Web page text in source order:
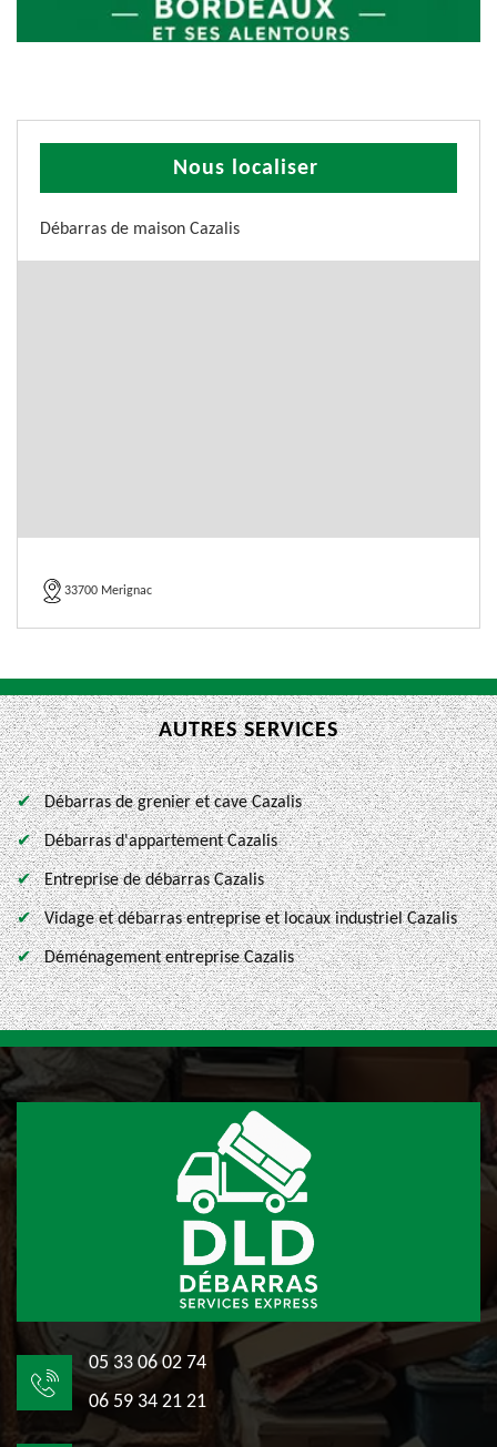
Nous localiser
Débarras de maison Cazalis
33700 Merignac
AUTRES SERVICES
Débarras de grenier et cave Cazalis
Débarras d'appartement Cazalis
Entreprise de débarras Cazalis
Vidage et débarras entreprise et locaux industriel Cazalis
Déménagement entreprise Cazalis
05 33 06 02 74
06 59 34 21 21